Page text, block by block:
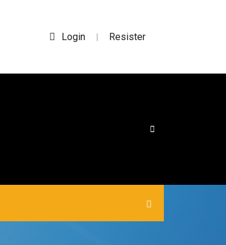
Login | Resister